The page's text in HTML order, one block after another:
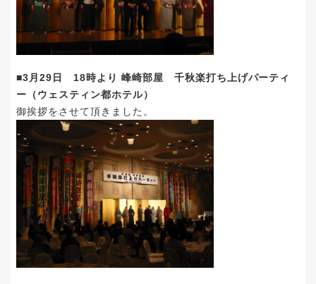
■3月29日 18時より 峰崎部屋 千秋楽打ち上げパーティ
ー（ウェスティン都ホテル）
御挨拶をさせて頂きました。